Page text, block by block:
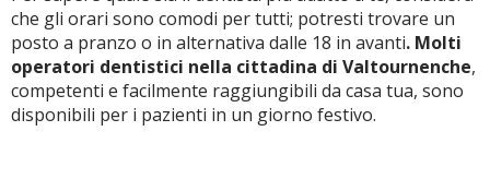
che gli orari sono comodi per tutti; potresti trovare un
posto a pranzo o in alternativa dalle 18 in avanti. Molti
operatori dentistici nella cittadina di Valtournenche,
competenti e facilmente raggiungibili da casa tua, sono
disponibili per i pazienti in un giorno festivo.